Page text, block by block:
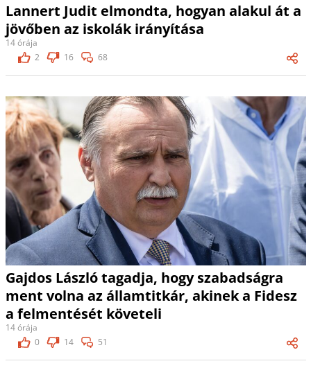
Lannert Judit elmondta, hogyan alakul át a
jövőben az iskolák irányítása
14 órája
2
16 68
Gajdos László tagadja, hogy szabadságra
ment volna az államtitkár, akinek a Fidesz
a felmentését követeli
14 órája
0
14 51